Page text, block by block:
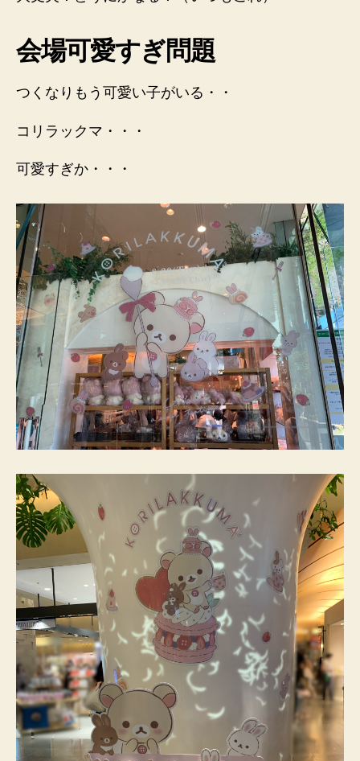
会場可愛すぎ問題
つくなりもう可愛い子がいる・・
コリラックマ・・・
可愛すぎか・・・